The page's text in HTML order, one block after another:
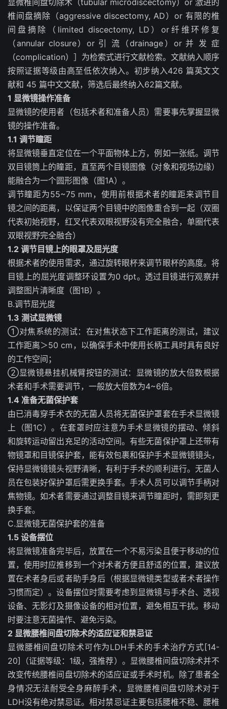
显微椎间盘切除术（tubular microdiscectomy）or 激进的
椎间盘摘除（aggressive discectomy, AD）or 有限的椎
间盘摘除（limited discectomy, LD）or纤维环修复
（annular closure）or 引 流（drainage）or 并 发 症
（complication）］为检索式进行文献检索。文献纳入顺序
按照证据等级由高至低依次纳入。初步纳入426 篇英文文
献和 45 篇中文文献，筛选后最终纳入62篇文献。
1 显微镜操作准备
显微镜的使用者（包括术者和准备人员）需要事先掌握显微
镜的操作准备。
1.1 调节瞳距
将显微镜垂直定位在一个平面物体上方，例如一张纸。调节
双目镜筒上的瞳距，直至两个目镜图像（对象和视场边缘）
能融合为一个圆形图像 （图1A） 。
调节瞳距为55~75 mm ，使用前根据术者的瞳距来调节目
镜之间的距离，以保证两个目镜中的图像重合到一起（双圈
代表初始视野，红叉代表双眼视野没有完全融合，单圈代表
双眼视野完全融合）
1.2 调节目镜上的眼罩及屈光度
根据术者的使用需求，通过旋转眼杯来调节眼杯的高度。将
目镜上的屈光度调整环设置为0 dpt。透过目镜进行观察并
调整图片清晰度 （图1B） 。
B.调节屈光度
1.3 测试显微镜
①对焦系统的测试：在对焦状态下工作距离的测试，建议
工作距离＞50 cm，以确保手术中使用长柄工具时具有良好
的工作空间；
②显微镜悬挂机械臂按钮的测试：显微镜的放大倍数根据
术者和手术需要调节，一般放大倍数为4~6倍。
1.4 准备无菌保护套
由已消毒穿手术衣的无菌人员将无菌保护罩套在手术显微镜
上（图1C）。在套罩时应注意为手术显微镜的摆动、倾斜
和旋转运动留出充足的活动空间。有些无菌保护罩上还带有
物镜罩和目镜保护套，能有效包裹和保护手术显微镜镜头，
保持显微镜镜头视野清晰，有利于手术的顺利进行。无菌人
员在包装好保护罩后需更换手套。手术人员可以调节手柄对
焦物镜。如术者需要通过调整目镜来调节瞳距时，需即刻更
换手套。
C.显微镜无菌保护套的准备
1.5 设备摆位
将显微镜准备完毕后，放置在一个不易污染且便于移动的位
置，使用时应推移到一个对术者方便且舒适的位置，建议放
置在术者身后或者助手身后（根据显微镜类型或者术者操作
习惯而定）。设备摆位时需要考虑到显微镜与手术台、透视
设备、无影灯及摄像设备的相对位置，避免相互干扰。移动
时要注意无菌操作、避免污染。
2 显微腰椎间盘切除术的适应证和禁忌证
显微腰椎间盘切除术可作为LDH手术的手术治疗方式[14-
20]（证据等级：1级，强推荐）。显微腰椎间盘切除术并不
改变传统腰椎间盘切除术的适应证或手术时机。除了患者全
身情况无法耐受全身麻醉手术，显微腰椎间盘切除术对于
LDH没有绝对禁忌证。相对禁忌证主要包括腰椎不稳、腰椎